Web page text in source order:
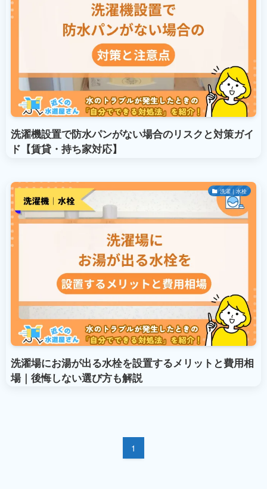
洗濯機設置で防水パンがない場合のリスクと対策ガイ
ド【賃貸・持ち家対応】
洗濯｜水栓
洗濯場にお湯が出る水栓を設置するメリットと費用相
場｜後悔しない選び方も解説
1